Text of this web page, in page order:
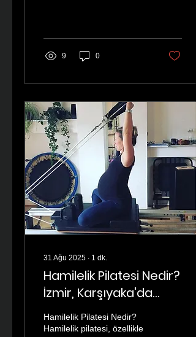
9 0
31 Ağu 2025 ∙ 1 dk.
Hamilelik Pilatesi Nedir?
İzmir, Karşıyaka'da
Anne Adayları İçin
Güvenli Egzersiz
Hamilelik Pilatesi Nedir?
Hamilelik pilatesi, özellikle